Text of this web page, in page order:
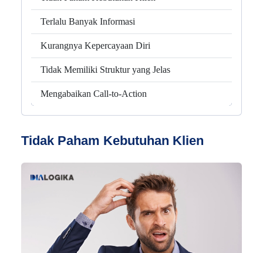
Terlalu Banyak Informasi
Kurangnya Kepercayaan Diri
Tidak Memiliki Struktur yang Jelas
Mengabaikan Call-to-Action
Tidak Paham Kebutuhan Klien